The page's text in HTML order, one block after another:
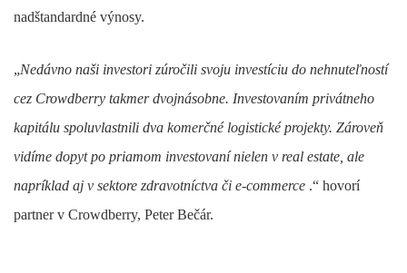
nadštandardné výnosy.
„Nedávno naši investori zúročili svoju investíciu do nehnuteľností
cez Crowdberry takmer dvojnásobne. Investovaním privátneho
kapitálu spoluvlastnili dva komerčné logistické projekty. Zároveň
vidíme dopyt po priamom investovaní nielen v real estate, ale
napríklad aj v sektore zdravotníctva či e-commerce .“ hovorí
partner v Crowdberry, Peter Bečár.